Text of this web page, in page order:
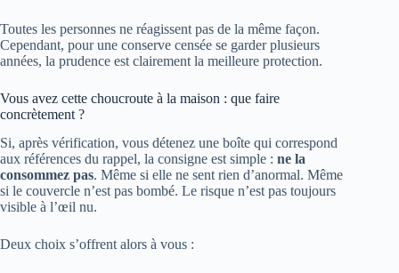
Toutes les personnes ne réagissent pas de la même façon.
Cependant, pour une conserve censée se garder plusieurs
années, la prudence est clairement la meilleure protection.
Vous avez cette choucroute à la maison : que faire
concrètement ?
Si, après vérification, vous détenez une boîte qui correspond
aux références du rappel, la consigne est simple : ne la
consommez pas. Même si elle ne sent rien d’anormal. Même
si le couvercle n’est pas bombé. Le risque n’est pas toujours
visible à l’œil nu.
Deux choix s’offrent alors à vous :